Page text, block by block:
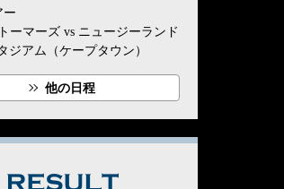
ー
ーマーズ vs ニュージーランド
ジアム（ケープタウン）
他の日程